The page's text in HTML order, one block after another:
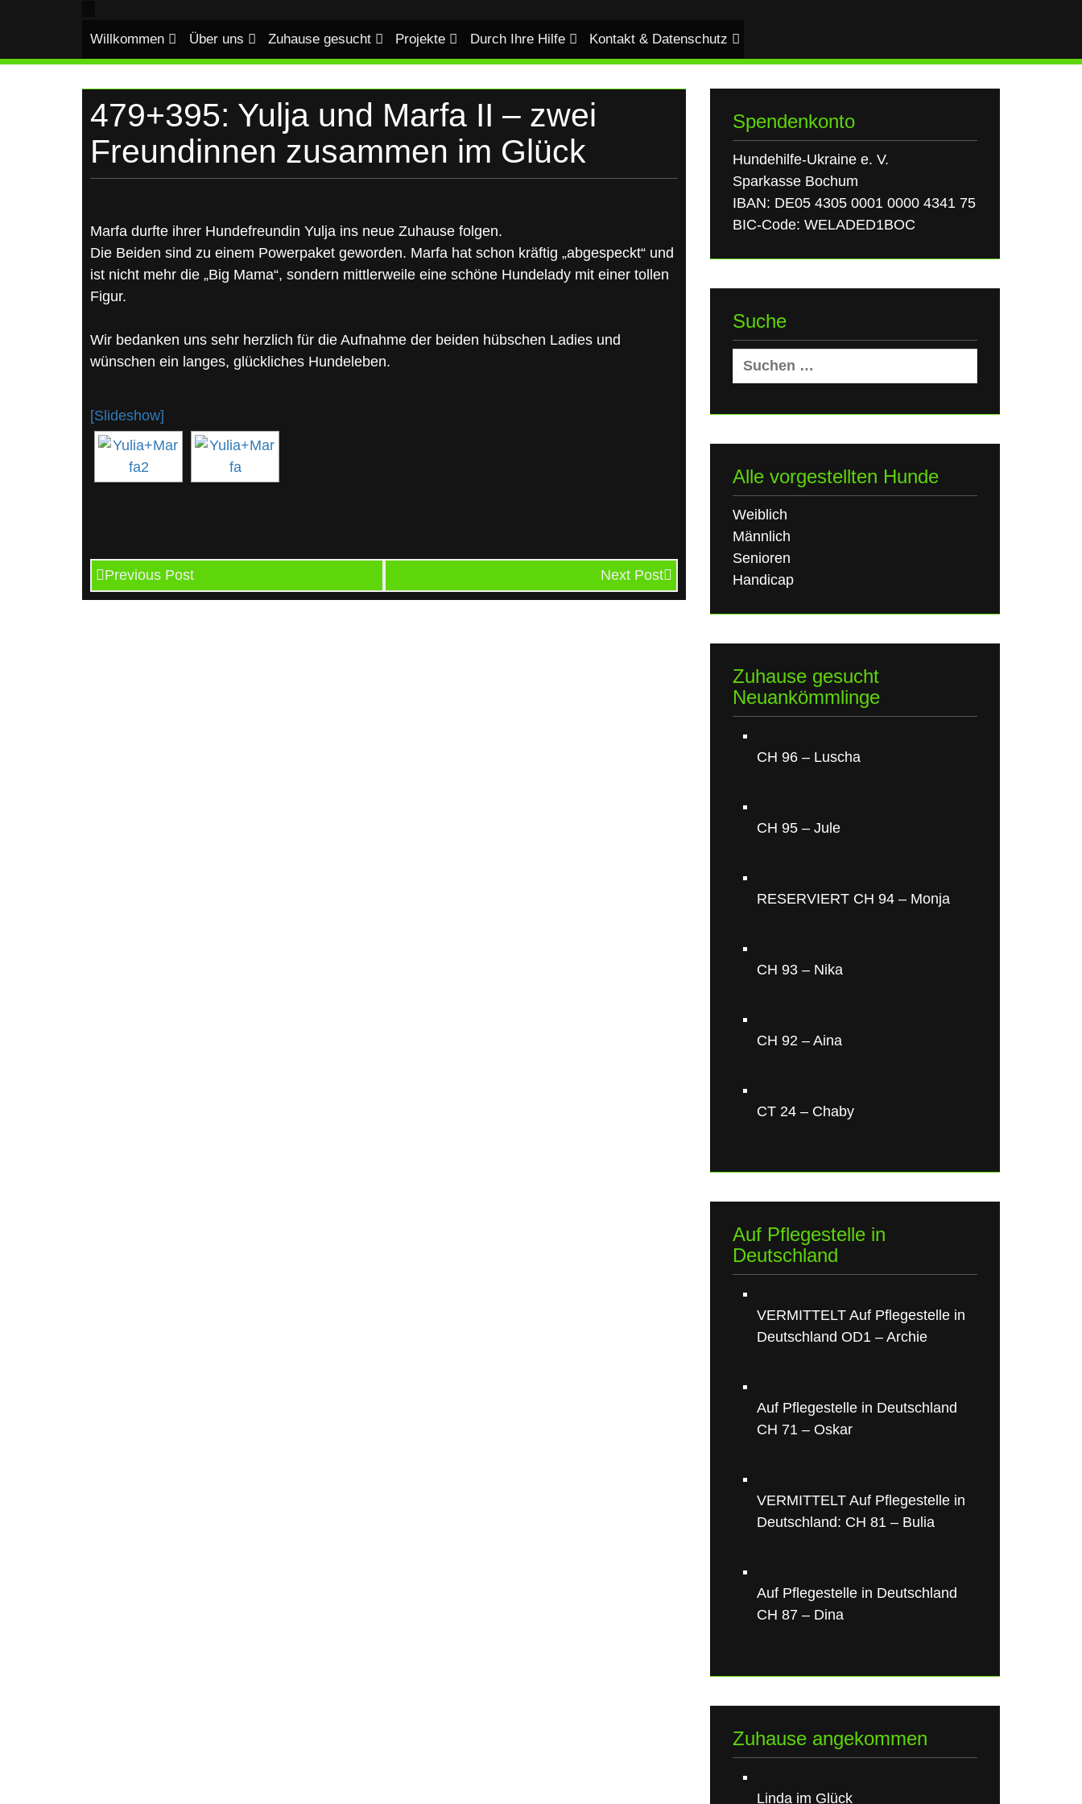
Willkommen Über uns Zuhause gesucht Projekte Durch Ihre Hilfe Kontakt & Datenschutz
479+395: Yulja und Marfa II – zwei
Freundinnen zusammen im Glück
Marfa durfte ihrer Hundefreundin Yulja ins neue Zuhause folgen.
Die Beiden sind zu einem Powerpaket geworden. Marfa hat schon kräftig „abgespeckt“ und
ist nicht mehr die „Big Mama“, sondern mittlerweile eine schöne Hundelady mit einer tollen
Figur.
Wir bedanken uns sehr herzlich für die Aufnahme der beiden hübschen Ladies und
wünschen ein langes, glückliches Hundeleben.
[Slideshow]
Previous Post Next Post
Spendenkonto
Hundehilfe-Ukraine e. V.
Sparkasse Bochum
IBAN: DE05 4305 0001 0000 4341 75
BIC-Code: WELADED1BOC
Suche
Suchen
nach:
Alle vorgestellten Hunde
Weiblich
Männlich
Senioren
Handicap
Zuhause gesucht
Neuankömmlinge
CH 96 – Luscha
CH 95 – Jule
RESERVIERT CH 94 – Monja
CH 93 – Nika
CH 92 – Aina
CT 24 – Chaby
Auf Pflegestelle in
Deutschland
VERMITTELT Auf Pflegestelle in
Deutschland OD1 – Archie
Auf Pflegestelle in Deutschland
CH 71 – Oskar
VERMITTELT Auf Pflegestelle in
Deutschland: CH 81 – Bulia
Auf Pflegestelle in Deutschland
CH 87 – Dina
Zuhause angekommen
Linda im Glück